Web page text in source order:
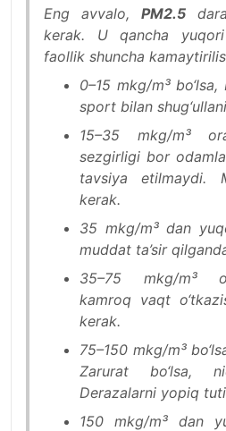
Eng avvalo, PM2.5
kerak. U qancha yuqori
faollik shuncha
0–15 mkg/m³
sport bilan
15–35 mkg/m³
sezgirligi bor
tavsiya etilmaydi.
kerak.
35 mkg/m³ dan
muddat ta’sir
35–75 mkg/m³
kamroq vaqt
kerak.
75–150 mkg/m³
Zarurat bo‘lsa,
Derazalarni yopiq
150 mkg/m³ dan